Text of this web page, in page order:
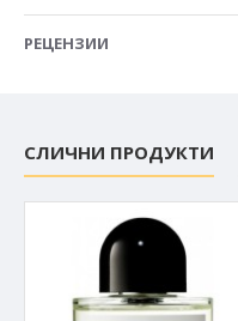
РЕЦЕНЗИИ
СЛИЧНИ ПРОДУКТИ